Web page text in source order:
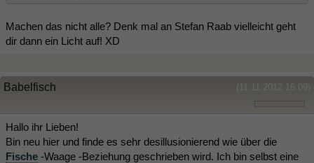
Machen das nicht alle? Denk mal an Stefan Raab vielleicht geht
dir dann ein Licht auf! XD
(11.11.2012 16:09)
Babelfisch
Hallo ihr Lieben!
Bin neu hier und finde es sehr desillusionierend wie über die
Fische -Waage -Beziehung geschrieben wird. Ich bin selbst eine